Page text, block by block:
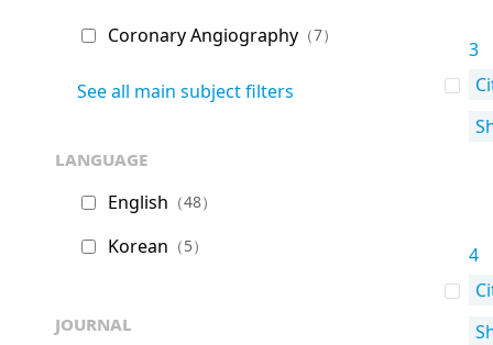
Coronary Angiography （7）
See all main subject filters
language
English （48）
Korean （5）
journal
3
4